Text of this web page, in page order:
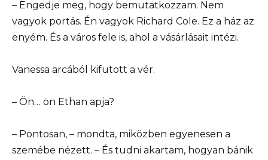
– Engedje meg, hogy bemutatkozzam. Nem
vagyok portás. Én vagyok Richard Cole. Ez a ház az
enyém. És a város fele is, ahol a vásárlásait intézi.
Vanessa arcából kifutott a vér.
– Ön… ön Ethan apja?
– Pontosan, – mondta, miközben egyenesen a
szemébe nézett. – És tudni akartam, hogyan bánik